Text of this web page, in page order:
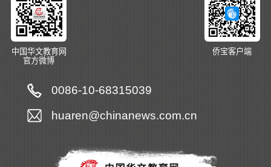
中国华文教育网
官方微博
侨宝客户端
0086-10-68315039
huaren@chinanews.com.cn